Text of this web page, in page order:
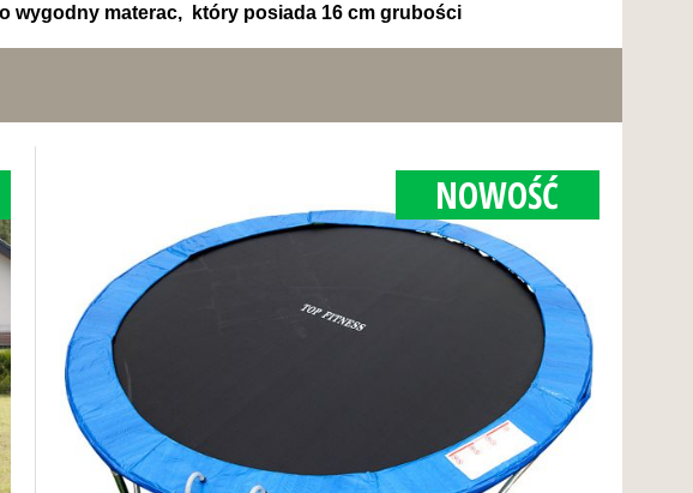
wygodny materac, który posiada 16 cm grubości
NOWOŚĆ